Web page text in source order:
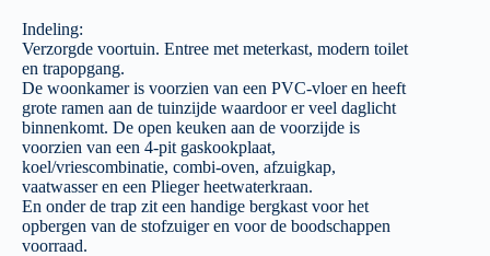
Indeling:
Verzorgde voortuin. Entree met meterkast, modern toilet
en trapopgang.
De woonkamer is voorzien van een PVC-vloer en heeft
grote ramen aan de tuinzijde waardoor er veel daglicht
binnenkomt. De open keuken aan de voorzijde is
voorzien van een 4-pit gaskookplaat,
koel/vriescombinatie, combi-oven, afzuigkap,
vaatwasser en een Plieger heetwaterkraan.
En onder de trap zit een handige bergkast voor het
opbergen van de stofzuiger en voor de boodschappen
voorraad.